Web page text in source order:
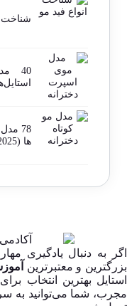
شناخت
40
78
ها (2025)
اگر به دنبال یادگیری
بزرگترین و معتبرترین
استایل بهترین انتخاب
مجرب، شما می‌توانید به